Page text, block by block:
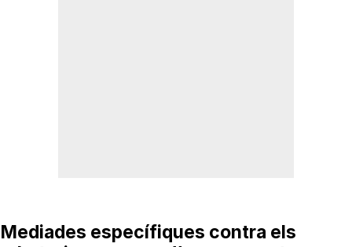
Mediades específiques contra els